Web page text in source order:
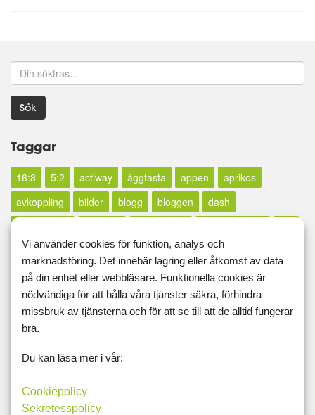
Sök
Taggar
16:8 5:2 actiway äggfasta appen
aprikos
avkoppling
bilder blogg bloggen
dash
framgång
framgångsberättelse fredag
friskis
friskvård friskvårdsbidrag
gå ner i vikt
gånerivikt
GI grillat grönhydrater
hallsberg
hälsoresa
iställetför
lättlagat
lc
Vi använder cookies för funktion, analys och
marknadsföring. Det innebär lagring eller åtkomst av data
på din enhet eller webbläsare. Funktionella cookies är
nödvändiga för att hålla våra tjänster säkra, förhindra
missbruk av tjänsterna och för att se till att de alltid fungerar
bra.
Du kan läsa mer i vår:
Cookiepolicy
Sekretesspolicy